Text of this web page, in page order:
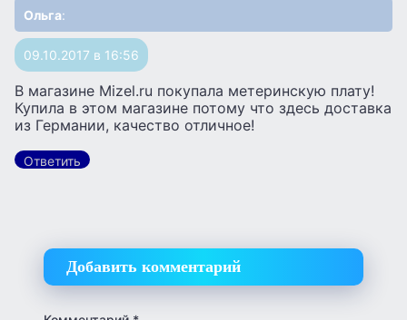
Ольга:
09.10.2017 в 16:56
В магазине Mizel.ru покупала метеринскую плату!
Купила в этом магазине потому что здесь доставка
из Германии, качество отличное!
Ответить
Добавить комментарий